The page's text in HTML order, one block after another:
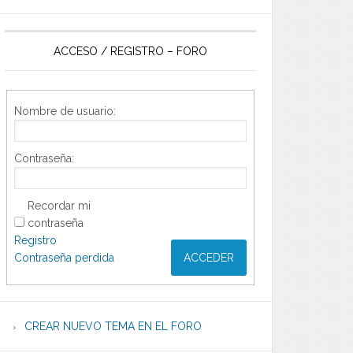
ACCESO / REGISTRO – FORO
Nombre de usuario:
Contraseña:
Recordar mi
contraseña
ACCEDER
Registro
Contraseña perdida
CREAR NUEVO TEMA EN EL FORO